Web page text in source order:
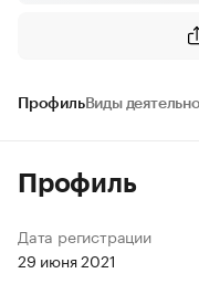
ПрофильВиды
Профиль
Дата регистрации
29 июня 2021